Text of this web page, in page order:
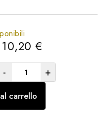
10,20 €
- +
carrello